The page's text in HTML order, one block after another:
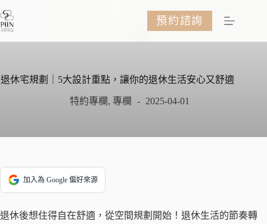
至
容
預約諮詢
退休宅規劃｜5大設計重點，讓你的退休生活安心又舒適
特約專欄, 專欄 2025-04-01
加入為 Google 偏好來源
退休後想住得自在舒適，從空間規劃開始！退休生活的節奏轉